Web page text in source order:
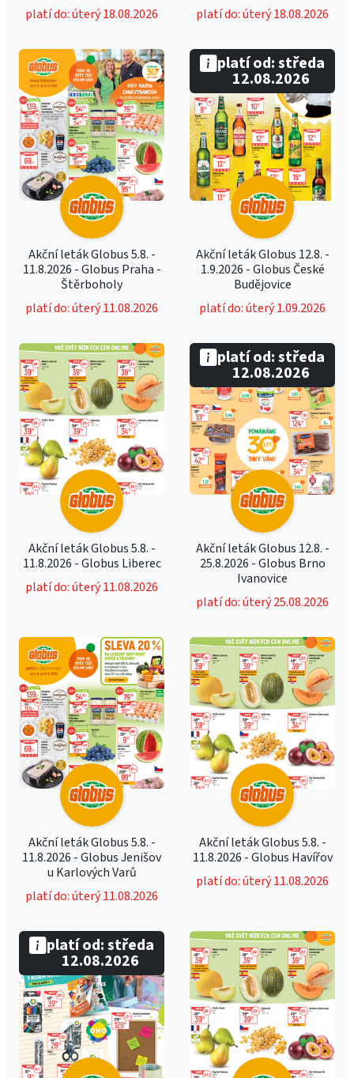
platí do: úterý 18.08.2026
platí do: úterý 18.08.2026
Akční leták Globus 5.8. -
11.8.2026 - Globus Praha -
Štěrboholy
platí do: úterý 11.08.2026
Akční leták Globus 12.8. -
1.9.2026 - Globus České
Budějovice
platí do: úterý 1.09.2026
platí od: středa
12.08.2026
Akční leták Globus 5.8. -
11.8.2026 - Globus Liberec
platí do: úterý 11.08.2026
Akční leták Globus 12.8. -
25.8.2026 - Globus Brno
Ivanovice
platí do: úterý 25.08.2026
platí od: středa
12.08.2026
Akční leták Globus 5.8. -
11.8.2026 - Globus Jenišov
u Karlových Varů
platí do: úterý 11.08.2026
Akční leták Globus 5.8. -
11.8.2026 - Globus Havířov
platí do: úterý 11.08.2026
platí od: středa
12.08.2026